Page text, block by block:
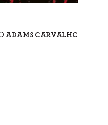
ADAMS CARVALHO